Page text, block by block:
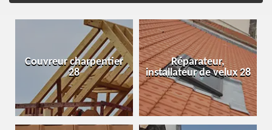
Couvreur charpentier
28
Réparateur,
installateur de velux 28